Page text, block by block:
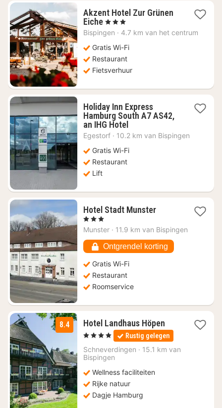
Akzent Hotel Zur Grünen
Eiche1
nacht
vanaf
€
120,82
, 3 Sterren
Bispingen · 4.7 km van het centrum
Gratis Wi-Fi
Restaurant
Fietsverhuur
Holiday Inn Express
Hamburg South A7 AS42,
an IHG Hotel1
nacht
€
Egestorf · 10.2 km van Bispingen
Gratis Wi-Fi
Restaurant
Lift
Hotel Stadt Munster1
vanaf
95,88
, 3 Sterren
Munster · 11.9 km van Bispingen
Ontgrendel korting
Gratis Wi-Fi
Restaurant
Roomservice
8.4 Hotel Landhaus Höpen1
nacht
vanaf
€
, 4 Sterren Rustig gelegen
Schneverdingen · 15.1 km van
Bispingen
Wellness faciliteiten
Rijke natuur
Dagje Hamburg